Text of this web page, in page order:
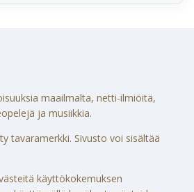
maailmalta, netti-ilmiöitä,
ja musiikkia.
tavaramerkki. Sivusto voi sisältää
käyttökokemuksen